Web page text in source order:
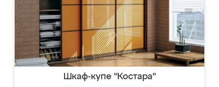
Шкаф-купе "Костара"